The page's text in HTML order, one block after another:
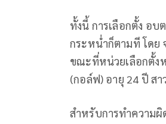
ทั้งนี้ การเลือกตั้ง อ
กระหน่ำก็ตามที โดย
ขณะที่หน่วยเลือกตั้ง
(กอล์ฟ) อายุ 24 ปี ส
สำหรับการทำความผิ